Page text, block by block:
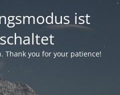
ist
Thank you for your patience!